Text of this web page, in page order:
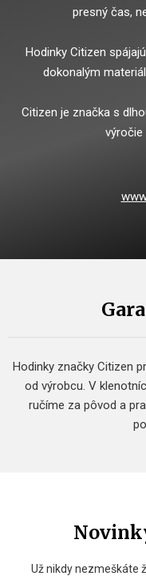
presný čas,
Hodinky Citizen
dokonalým
Citizen je značka s
výročie
Hodinky značky Citizen
od výrobcu. V
ručíme za pôvod a
Už nikdy nezmeškáte